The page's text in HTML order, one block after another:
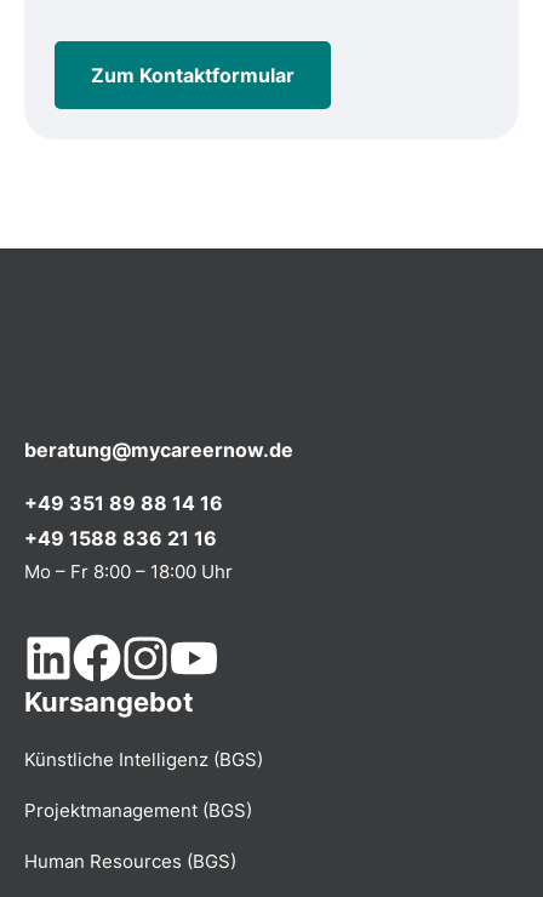
Zum Kontaktformular
beratung@mycareernow.de
+49 351 89 88 14 16
+49 1588 836 21 16
Mo – Fr 8:00 – 18:00 Uhr
Kursangebot
Künstliche Intelligenz (BGS)
Projektmanagement (BGS)
Human Resources (BGS)